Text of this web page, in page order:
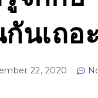
นเถอะ
22, 2020